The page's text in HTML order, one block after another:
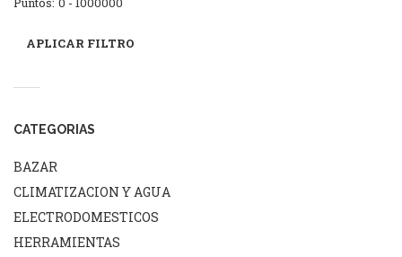
CATEGORIAS
BAZAR
CLIMATIZACION Y AGUA
ELECTRODOMESTICOS
HERRAMIENTAS